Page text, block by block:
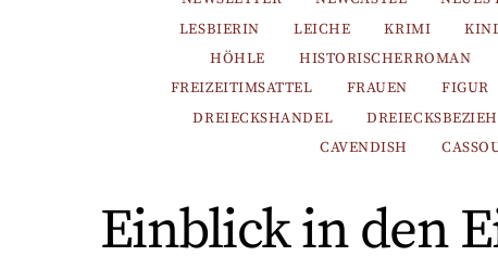
LESBIERIN
LEICHE KRIMI
HÖHLE
HISTORISCHERROMAN
FREIZEITIMSATTEL
FRAUEN FIGUR
DREIECKSHANDEL
CAVENDISH
Einblick in den